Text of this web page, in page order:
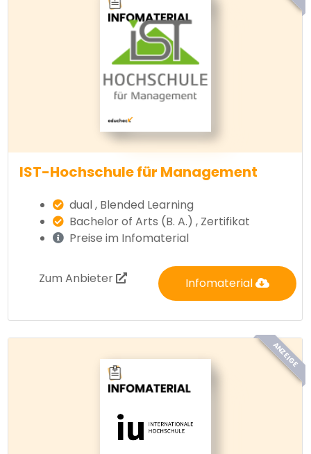
IST-Hochschule für Management
dual , Blended Learning
Bachelor of Arts (B. A.) , Zertifikat
Preise im Infomaterial
Zum Anbieter Infomaterial
ANZEIGE